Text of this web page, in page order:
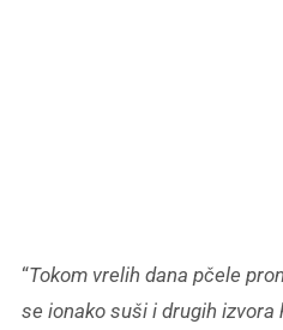
“Tokom vrelih dana pčele
se ionako suši i drugih izvora